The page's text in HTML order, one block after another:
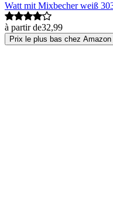
Watt mit Mixbecher weiß
à partir de32,99
Prix le plus bas chez Amazon